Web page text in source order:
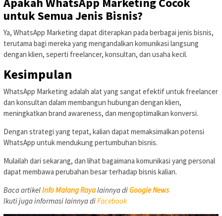
untuk Semua Jenis Bisnis?
Ya, WhatsApp Marketing dapat diterapkan pada berbagai jenis bisnis,
terutama bagi mereka yang mengandalkan komunikasi langsung
dengan klien, seperti freelancer, konsultan, dan usaha kecil.
Kesimpulan
WhatsApp Marketing adalah alat yang sangat efektif untuk freelancer
dan konsultan dalam membangun hubungan dengan klien,
meningkatkan brand awareness, dan mengoptimalkan konversi.
Dengan strategi yang tepat, kalian dapat memaksimalkan potensi
WhatsApp untuk mendukung pertumbuhan bisnis.
Mulailah dari sekarang, dan lihat bagaimana komunikasi yang personal
dapat membawa perubahan besar terhadap bisnis kalian.
Baca artikelInfo Malang Rayalainnya diGoogle News
Ikuti juga informasi lainnya diFacebook